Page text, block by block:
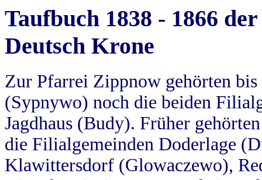
Taufbuch 1838 - 1866
Deutsch Krone
Zur Pfarrei Zippnow gehörten
(Sypnywo) noch die beiden
Jagdhaus (Budy). Früher
die Filialgemeinden Doderlage
Klawittersdorf (Glowaczewo),